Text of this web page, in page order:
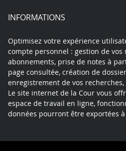
INFORMATIONS
Optimisez votre expérience
compte personnel : gestion de vos
abonnements, prise de notes à
page consultée, création de
enregistrement de vos
Le site internet de la Cour vous
espace de travail en ligne,
données pourront être exportées